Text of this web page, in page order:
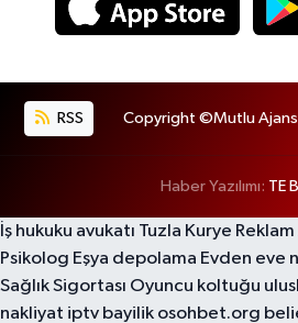
RSS Copyright ©Mutlu Ajans
Haber Yazılımı: TE
İş hukuku avukatı Tuzla Kurye Reklam
Psikolog Eşya depolama Evden eve
Sağlık Sigortası Oyuncu koltuğu
nakliyat iptv bayilik osohbet.org